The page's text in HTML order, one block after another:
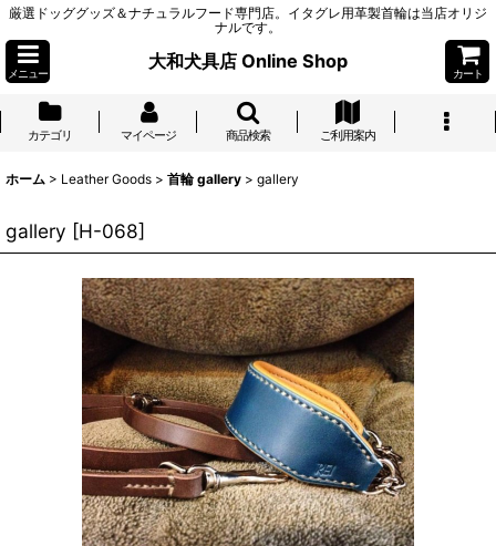
厳選ドッググッズ＆ナチュラルフード専門店。イタグレ用革製首輪は当店オリジ
ナルです。
メニュー
大和犬具店 Online Shop
カート
カテゴリ マイページ 商品検索 ご利用案内
ホーム > Leather Goods > 首輪 gallery > gallery
gallery [H-068]